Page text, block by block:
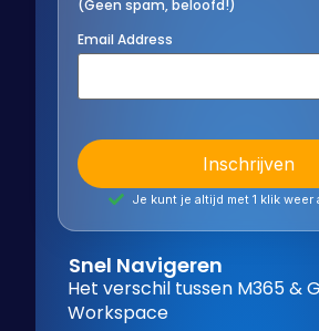
(Geen spam, beloofd!)
Email Address
Je kunt je altijd met 1 klik weer
Snel Navigeren
Het verschil tussen M365 &
Workspace